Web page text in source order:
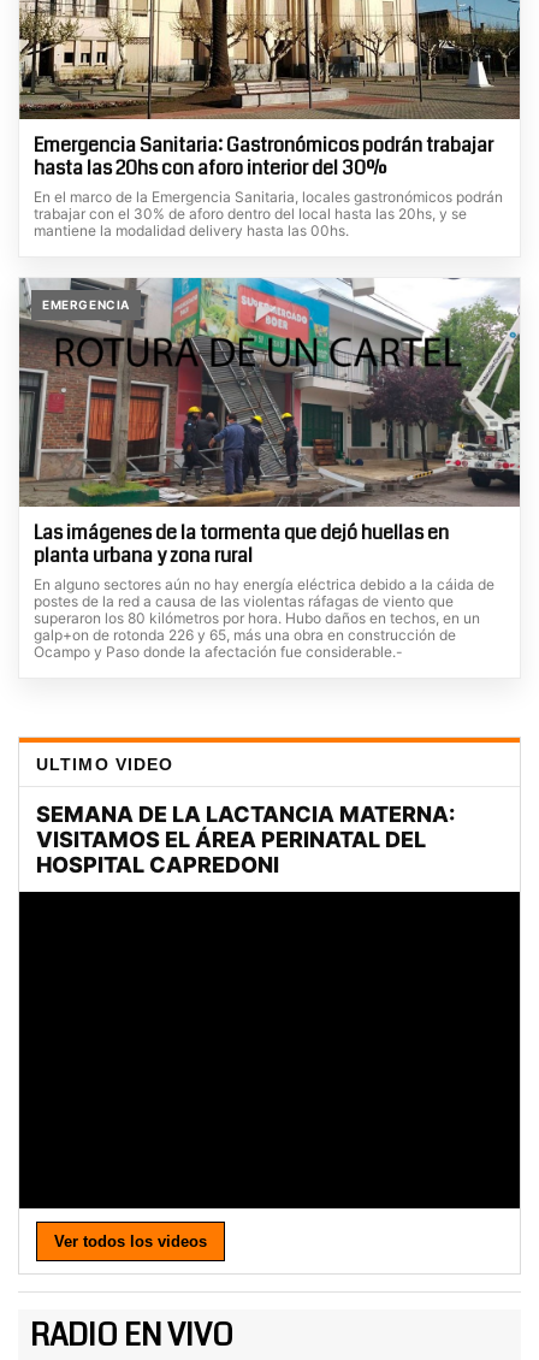
Emergencia Sanitaria: Gastronómicos podrán trabajar
hasta las 20hs con aforo interior del 30%
En el marco de la Emergencia Sanitaria, locales gastronómicos podrán
trabajar con el 30% de aforo dentro del local hasta las 20hs, y se
mantiene la modalidad delivery hasta las 00hs.
EMERGENCIA
Las imágenes de la tormenta que dejó huellas en
planta urbana y zona rural
En alguno sectores aún no hay energía eléctrica debido a la cáida de
postes de la red a causa de las violentas ráfagas de viento que
superaron los 80 kilómetros por hora. Hubo daños en techos, en un
galp+on de rotonda 226 y 65, más una obra en construcción de
Ocampo y Paso donde la afectación fue considerable.-
ULTIMO VIDEO
Ver todos los videos
RADIO EN VIVO